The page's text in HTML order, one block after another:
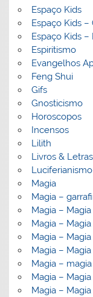
Espaço Kids
Espaço Kids –
Espaço Kids
Espiritismo
Evangelhos
Feng Shui
Gifs
Gnosticismo
Horoscopos
Incensos
Lilith
Livros & Letras
Luciferianismo
Magia
Magia –
Magia –
Magia –
Magia –
Magia –
Magia –
Magia –
Magia –